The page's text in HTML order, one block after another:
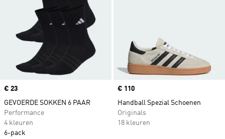
Price
€ 23
GEVOERDE SOKKEN 6 PAAR
Performance
4 kleuren
6-pack
Price
€ 110
Handball Spezial Schoenen
Originals
18 kleuren